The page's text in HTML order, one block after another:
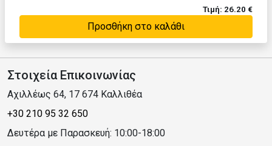
Τιμή: 26.20 €
Προσθήκη στο καλάθι
Στοιχεία Επικοινωνίας
Αχιλλέως 64, 17 674 Καλλιθέα
+30 210 95 32 650
Δευτέρα με Παρασκευή: 10:00-18:00